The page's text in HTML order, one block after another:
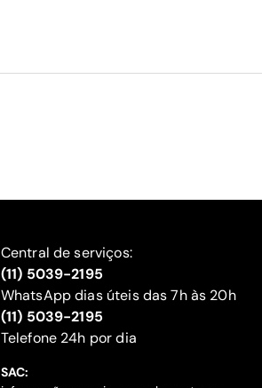
Central de serviços:
(11) 5039-2195
WhatsApp dias úteis das 7h às 20h
(11) 5039-2195
‍Telefone 24h por dia
SAC: